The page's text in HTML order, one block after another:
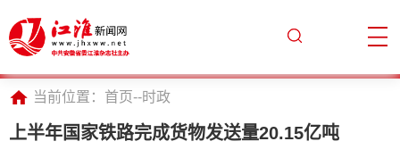
当前位置： 首页--时政
上半年国家铁路完成货物发送量20.15亿吨